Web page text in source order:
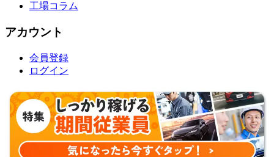
工場コラム
アカウント
会員登録
ログイン